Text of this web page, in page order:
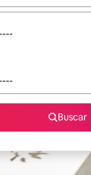
Buscar